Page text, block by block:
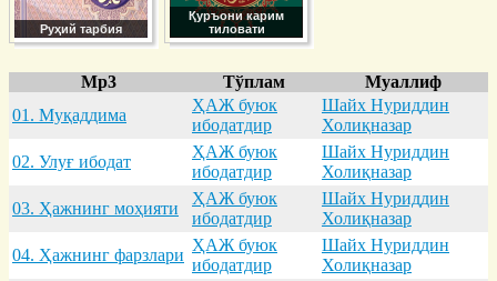
Руҳий тарбия
Қуръони карим
тиловати
Mp3 Тўплам
Муаллиф
01. Муқaддимa
ҲАЖ буюк
ибодатдир
Шайх Нуриддин
Холиқназар
02. Улуғ ибодaт
ҲАЖ буюк
ибодатдир
Шайх Нуриддин
Холиқназар
03. Ҳaжнинг моҳияти
ҲАЖ буюк
ибодатдир
Шайх Нуриддин
Холиқназар
04. Ҳaжнинг фaрзлaри
ҲАЖ буюк
ибодатдир
Шайх Нуриддин
Холиқназар